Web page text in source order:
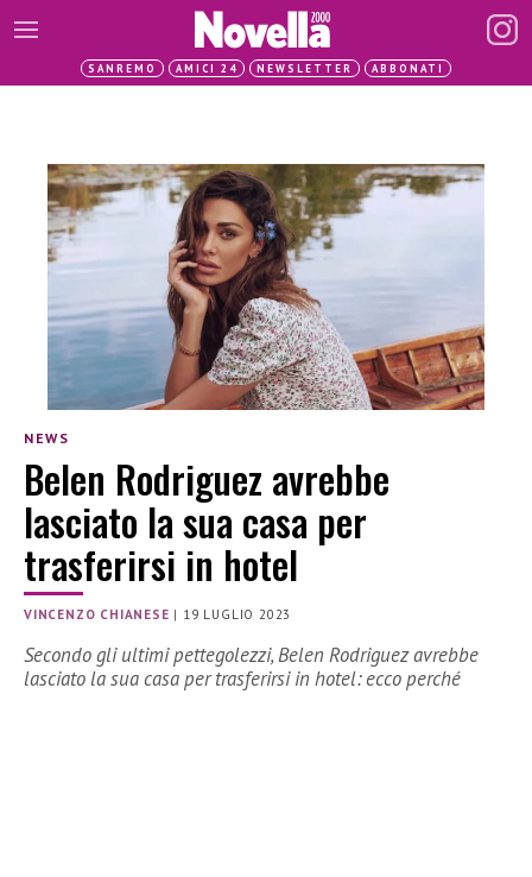
SANREMO AMICI 24 NEWSLETTER ABBONATI
NEWS
Belen Rodriguez avrebbe
lasciato la sua casa per
trasferirsi in hotel
VINCENZO CHIANESE | 19 LUGLIO 2023
Secondo gli ultimi pettegolezzi, Belen Rodriguez avrebbe
lasciato la sua casa per trasferirsi in hotel: ecco perché